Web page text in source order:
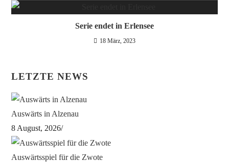
Serie endet in Erlensee
18 März, 2023
LETZTE NEWS
Auswärts in Alzenau
8 August, 2026/
Auswärtsspiel für die Zwote